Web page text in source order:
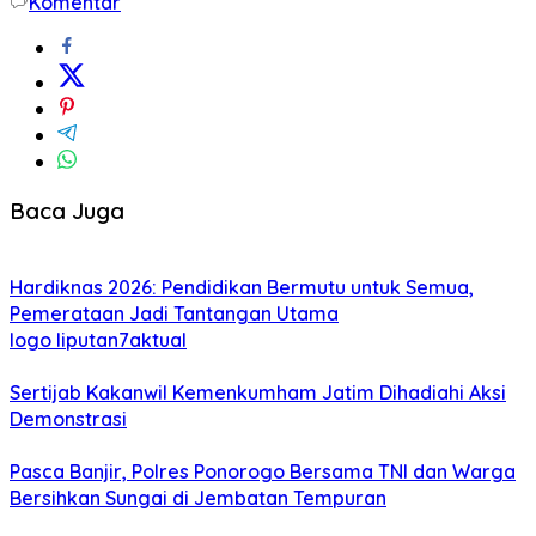
Baca Juga
Hardiknas 2026: Pendidikan Bermutu untuk Semua,
Pemerataan Jadi Tantangan Utama
logo liputan7aktual
Sertijab Kakanwil Kemenkumham Jatim Dihadiahi Aksi
Demonstrasi
Pasca Banjir, Polres Ponorogo Bersama TNI dan Warga
Bersihkan Sungai di Jembatan Tempuran